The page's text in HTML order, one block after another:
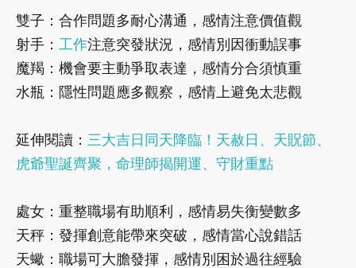
雙子：合作問題多耐心溝通，感情注意價值觀
射手： 工作注意突發狀況，感情別因衝動誤事
魔羯：機會要主動爭取表達，感情分合須慎重
水瓶：隱性問題應多觀察，感情上避免太悲觀
延伸閱讀： 三大吉日同天降臨！天赦日、天貺節、
虎爺聖誕齊聚，命理師揭開運、守財重點
處女：重整職場有助順利，感情易失衡變數多
天秤：發揮創意能帶來突破，感情當心說錯話
天蠍：職場可大膽發揮，感情別困於過往經驗